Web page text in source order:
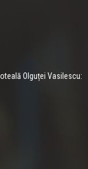
Olguței Vasilescu: